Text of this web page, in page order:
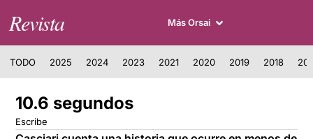
Revista Más Orsai
TODO 2025 2024 2023 2021 2020 2019 2018
10.6 segundos
Escribe